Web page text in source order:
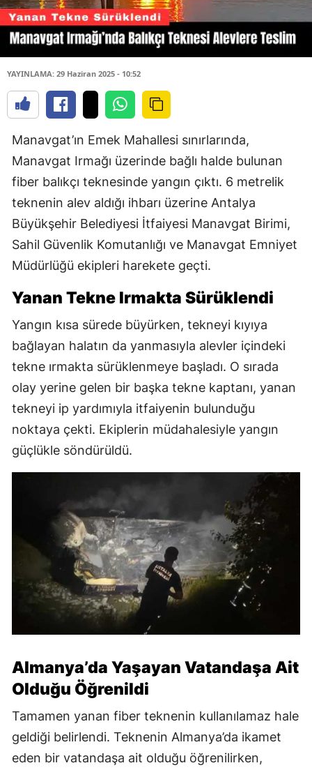
YAYINLAMA: 29 Haziran 2025 - 10:52
Manavgat’ın Emek Mahallesi sınırlarında,
Manavgat Irmağı üzerinde bağlı halde bulunan
fiber balıkçı teknesinde yangın çıktı. 6 metrelik
teknenin alev aldığı ihbarı üzerine Antalya
Büyükşehir Belediyesi İtfaiyesi Manavgat Birimi,
Sahil Güvenlik Komutanlığı ve Manavgat Emniyet
Müdürlüğü ekipleri harekete geçti.
Yanan Tekne Irmakta Sürüklendi
Yangın kısa sürede büyürken, tekneyi kıyıya
bağlayan halatın da yanmasıyla alevler içindeki
tekne ırmakta sürüklenmeye başladı. O sırada
olay yerine gelen bir başka tekne kaptanı, yanan
tekneyi ip yardımıyla itfaiyenin bulunduğu
noktaya çekti. Ekiplerin müdahalesiyle yangın
güçlükle söndürüldü.
Almanya’da Yaşayan Vatandaşa Ait
Olduğu Öğrenildi
Tamamen yanan fiber teknenin kullanılamaz hale
geldiği belirlendi. Teknenin Almanya’da ikamet
eden bir vatandaşa ait olduğu öğrenilirken,